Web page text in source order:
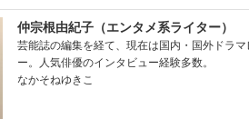
仲宗根由紀子（エンタメ系ライター）
芸能誌の編集を経て、現在は国内・国外ドラ
ー。人気俳優のインタビュー経験多数。
なかそねゆきこ